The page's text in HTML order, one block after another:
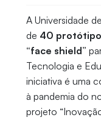
A Universidade
de 40
“face shield”
Tecnologia e
iniciativa é uma
à pandemia do
projeto